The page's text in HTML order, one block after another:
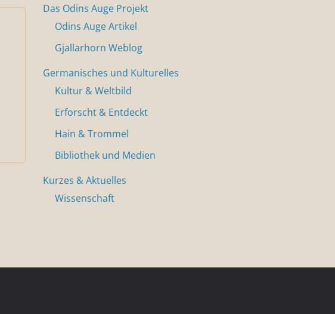
Das Odins Auge Projekt
Odins Auge Artikel
Gjallarhorn Weblog
Germanisches und Kulturelles
Kultur & Weltbild
Erforscht & Entdeckt
Hain & Trommel
Bibliothek und Medien
Kurzes & Aktuelles
Wissenschaft